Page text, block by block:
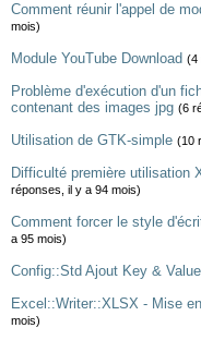
Comment réunir l'appel de
mois)
Module YouTube Download (4
Problème d'exécution d'un
contenant des images jpg (6
Utilisation de GTK-simple (10
Difficulté première utilisation
réponses, il y a 94 mois)
Comment forcer le style
a 95 mois)
Config::Std Ajout Key & Value
Excel::Writer::XLSX - Mise
mois)